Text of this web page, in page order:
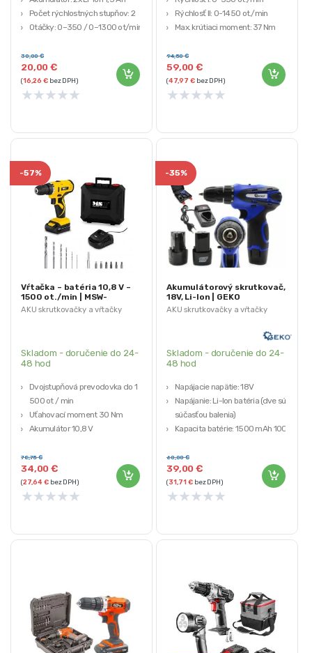
Počet rýchlostných stupňov: 2
Otáčky: 0–350 / 0–1300 ot/min
vŕtanie)
20,00€
30,00€
(16,26€bez DPH)
★★★★★
Rýchlosť II: 0-1450 ot./min
Max. krútiaci moment: 37 Nm
59,00€
94,50€
(47,97€bez DPH)
★★★★★
AKU skrutkovačky a vŕtačky
-57%
Vŕtačka – batéria 10,8 V –
1500 ot./min | MSW-
CDR10VL
Skladom - doručenie do 24-
48 hod
Dvojstupňová prevodovka do 1
500 ot / min
Uťahovací moment 30 Nm
Akumulátor 10,8 V
hmotnosť
18 nastavenie uťahovacieho
momentu a 1 nastavenie vŕtania
34,00€
78,75€
(27,64€bez DPH)
★★★★★
AKU skrutkovačky a vŕtačky
-35%
Akumulátorový skrutkovač,
18V, Li-Ion | GEKO
Skladom - doručenie do 24-
48 hod
Napájacie napätie: 18V
Napájanie: Li-Ion batéria (dve sú
súčasťou balenia)
Kapacita batérie: 1500 mAh 10C
stupeň 0-350/min; 2. prevodový
stupeň 0-1350/min
Maximálny krútiaci moment: 20
Nm
39,00€
60,00€
(31,71€bez DPH)
★★★★★